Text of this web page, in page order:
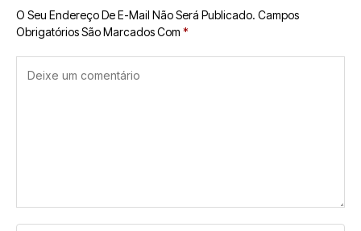
O Seu Endereço De E-Mail Não Será Publicado. Campos
Obrigatórios São Marcados Com *